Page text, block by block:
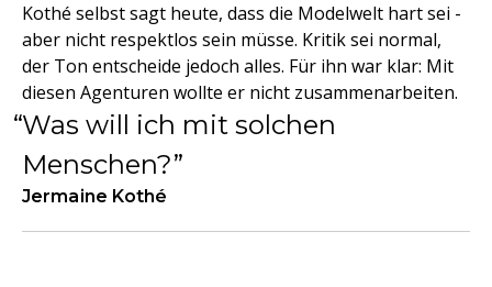
Kothé selbst sagt heute, dass die Modelwelt hart sei -
aber nicht respektlos sein müsse. Kritik sei normal,
der Ton entscheide jedoch alles. Für ihn war klar: Mit
diesen Agenturen wollte er nicht zusammenarbeiten.
Was will ich mit solchen
Menschen?
Jermaine Kothé